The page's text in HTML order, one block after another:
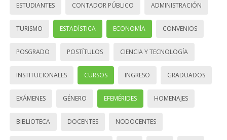
ESTUDIANTES CONTADOR PÚBLICO ADMINISTRACIÓN
TURISMO ESTADÍSTICA ECONOMÍA CONVENIOS
POSGRADO POSTÍTULOS CIENCIA Y TECNOLOGÍA
INSTITUCIONALES CURSOS INGRESO GRADUADOS
EXÁMENES GÉNERO EFEMÉRIDES HOMENAJES
BIBLIOTECA DOCENTES NODOCENTES